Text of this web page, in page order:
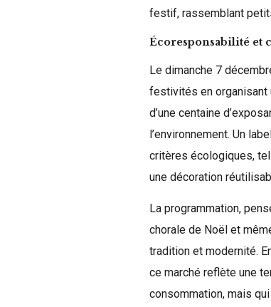
festif, rassemblant
Écoresponsabilité et
Le dimanche 7
festivités en organisant
d’une centaine
l’environnement. Un
critères écologiques,
une décoration
La programmation,
chorale de Noël et
tradition et modernité.
ce marché reflète une
consommation, mais